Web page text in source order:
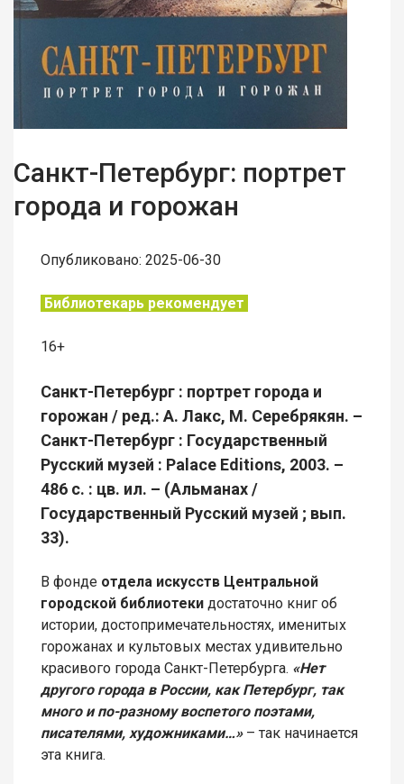
Санкт-Петербург: портрет
города и горожан
Опубликовано: 2025-06-30
Библиотекарь рекомендует
16+
Санкт-Петербург : портрет города и
горожан / ред.: А. Лакс, М. Серебрякян. –
Санкт-Петербург : Государственный
Русский музей : Palace Editions, 2003. –
486 с. : цв. ил. – (Альманах /
Государственный Русский музей ; вып.
33).
В фонде отдела искусств Центральной
городской библиотеки достаточно книг об
истории, достопримечательностях, именитых
горожанах и культовых местах удивительно
красивого города Санкт-Петербурга. «Нет
другого города в России, как Петербург, так
много и по-разному воспетого поэтами,
писателями, художниками…»– так начинается
эта книга.